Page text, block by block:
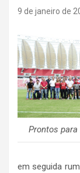
9 de janeiro de
Prontos
em seguida